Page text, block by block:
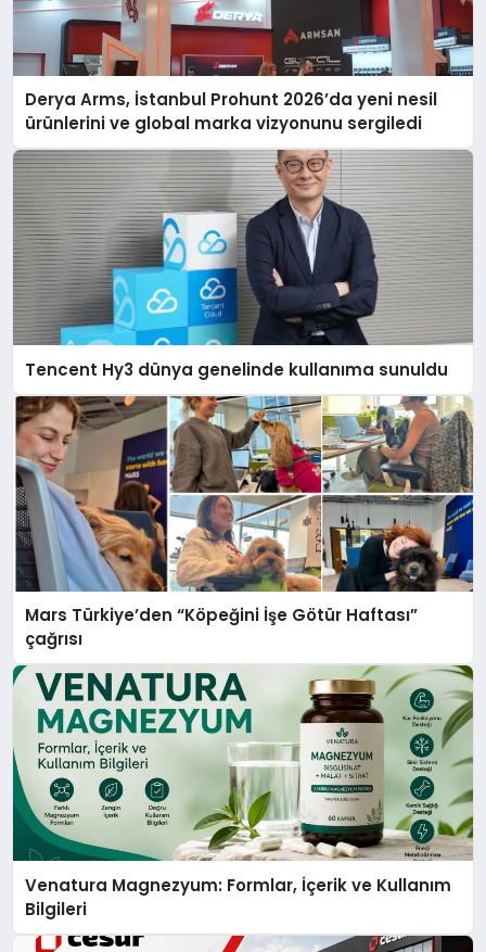
Derya Arms, İstanbul Prohunt 2026’da yeni nesil
ürünlerini ve global marka vizyonunu sergiledi
Tencent Hy3 dünya genelinde kullanıma sunuldu
Mars Türkiye’den “Köpeğini İşe Götür Haftası”
çağrısı
Venatura Magnezyum: Formlar, İçerik ve Kullanım
Bilgileri